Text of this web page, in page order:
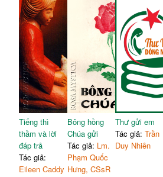
Tiếng thì
thầm và lời
đáp trả
Tác giả:
Eileen Caddy
Bông hồng
Chúa gửi
Tác giả: Lm.
Phạm Quốc
Hưng, CSsR
Thư gửi em
Tác giả:Trần
Duy Nhiên